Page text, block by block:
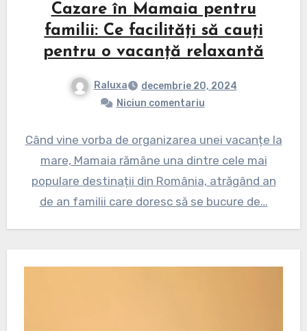
Cazare în Mamaia pentru
familii: Ce facilități să cauți
pentru o vacanță relaxantă
Raluxa
decembrie 20, 2024
Niciun comentariu
Când vine vorba de organizarea unei vacanțe la
mare, Mamaia rămâne una dintre cele mai
populare destinații din România, atrăgând an
de an familii care doresc să se bucure de…